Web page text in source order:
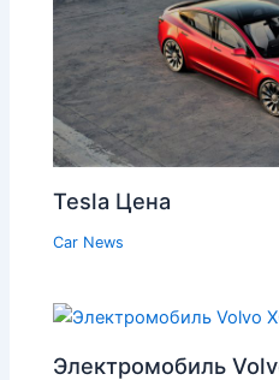
Tesla Цена
Car News
Электромобиль